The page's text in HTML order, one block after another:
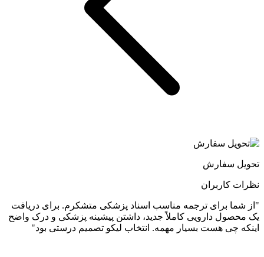
تحویل سفارش
نظرات کاربران
"از شما برای ترجمه مناسب اسناد پزشکی متشکرم. برای دریافت
یک محصول دارویی کاملاً جدید، داشتن پیشینه پزشکی و درک واضح
اینکه چی هست بسیار مهمه. انتخاب لیکو تصمیم درستی بود"